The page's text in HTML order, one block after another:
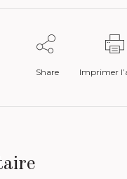
Share Imprimer